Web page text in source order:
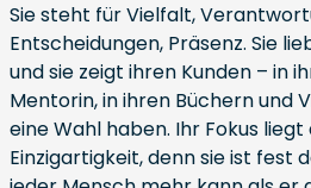
Sie steht für Vielfalt,
Entscheidungen, Präsenz. Sie
und sie zeigt ihren Kunden – in
Mentorin, in ihren Büchern und
eine Wahl haben. Ihr Fokus
Einzigartigkeit, denn sie ist fest